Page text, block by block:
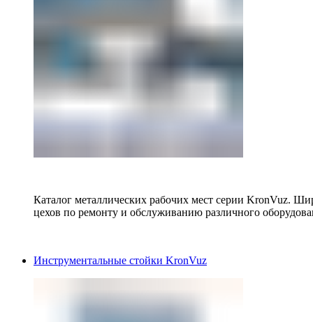
Каталог металлических рабочих мест серии KronVuz.
цехов по ремонту и обслуживанию различного
Инструментальные стойки KronVuz